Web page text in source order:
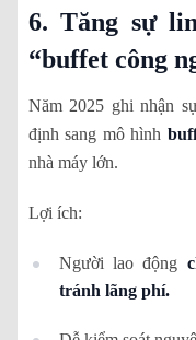
6. Tăng sự
“buffet công
Năm 2025 ghi nhận
định sang mô hình
nhà máy lớn.
Lợi ích:
Người lao động
tránh lãng phí.